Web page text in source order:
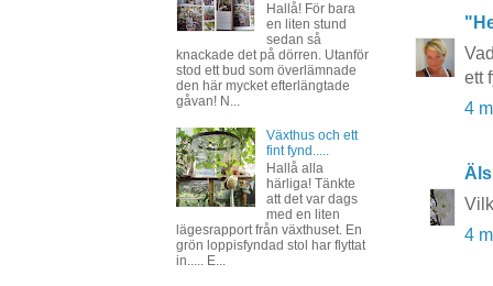
ett
4
4
Hallå! För bara
en liten stund
sedan så
knackade det på dörren. Utanför
stod ett bud som överlämnade
den här mycket efterlängtade
gåvan! N...
Växthus och ett
fint fynd.....
Hallå alla
härliga! Tänkte
att det var dags
med en liten
lägesrapport från växthuset. En
grön loppisfyndad stol har flyttat
in..... E...